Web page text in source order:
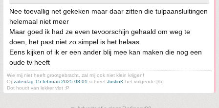
Nee toevallig net gekeken maar daar zitten die tulpaansluitingen
helemaal niet meer
Maar goed ik had ze even tevoorschijn gehaald om weg te
doen, het past niet zo simpel is het helaas
Eens kijken of ik er een ander blij mee kan maken die nog een
oude tv heeft
Wie mij niet heeft grootgebracht, zal mij ook niet klein krijgen!
Opzaterdag 15 februari 2025 08:01 schreef JustinK het volgende:[/b]
Dot houdt van lekker vlot :P